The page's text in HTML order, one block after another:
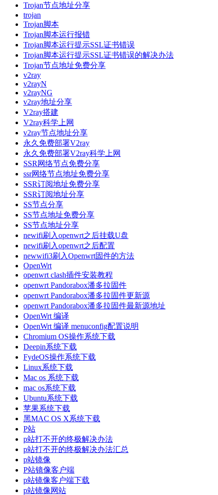
Trojan节点地址分享
trojan
Trojan脚本
Trojan脚本运行报错
Trojan脚本运行提示SSL证书错误
Trojan脚本运行提示SSL证书错误的解决办法
Trojan节点地址免费分享
v2ray
v2rayN
v2rayNG
v2ray地址分享
V2ray搭建
V2ray科学上网
v2ray节点地址分享
永久免费部署V2ray
永久免费部署V2ray科学上网
SSR网络节点免费分享
ssr网络节点地址免费分享
SSR订阅地址免费分享
SSR订阅地址分享
SS节点分享
SS节点地址免费分享
SS节点地址分享
newifi刷入openwrt之后挂载U盘
newifi刷入openwrt之后配置
newwifi3刷入Openwrt固件的方法
OpenWrt
openwrt clash插件安装教程
openwrt Pandorabox潘多拉固件
openwrt Pandorabox潘多拉固件更新源
openwrt Pandorabox潘多拉固件最新源地址
OpenWrt 编译
OpenWrt 编译 menuconfig配置说明
Chromium OS操作系统下载
Deepin系统下载
FydeOS操作系统下载
Linux系统下载
Mac os 系统下载
mac os系统下载
Ubuntu系统下载
苹果系统下载
黑MAC OS X系统下载
P站
p站打不开的终极解决办法
p站打不开的终极解决办法汇总
p站镜像
P站镜像客户端
p站镜像客户端下载
p站镜像网站